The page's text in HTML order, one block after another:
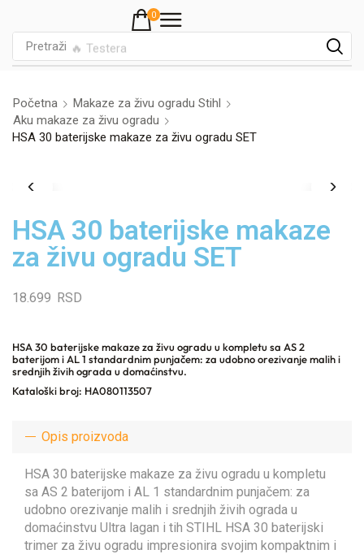
0
Pretraži 🔥 Testera
Početna
Makaze za živu ogradu Stihl
Aku makaze za živu ogradu
HSA 30 baterijske makaze za živu ogradu SET
HSA 30 baterijske makaze
za živu ogradu SET
18.699 RSD
HSA 30 baterijske makaze za živu ogradu u kompletu sa AS 2
baterijom i AL 1 standardnim punjačem: za udobno orezivanje malih i
srednjih živih ograda u domaćinstvu.
Kataloški broj: HA080113507
Opis proizvoda
HSA 30 baterijske makaze za živu ogradu u kompletu
sa AS 2 baterijom i AL 1 standardnim punjačem: za
udobno orezivanje malih i srednjih živih ograda u
domaćinstvu Ultra lagan i tih STIHL HSA 30 baterijski
trimer za živu ogradu impresionira svojim kompaktnim i